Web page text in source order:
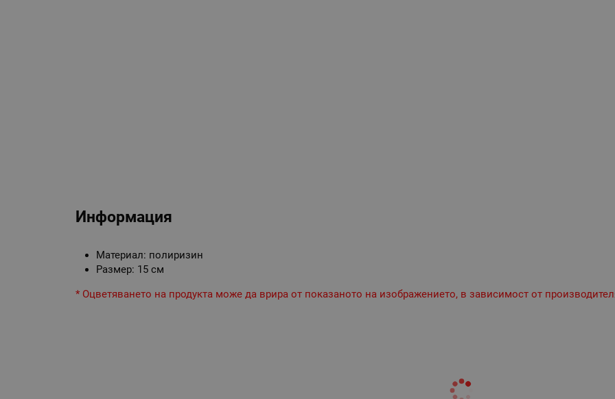
Информация
Материал: полиризин
Размер: 15 см
* Оцветяването на продукта може да врира от показаното на изображението, в зависимост от